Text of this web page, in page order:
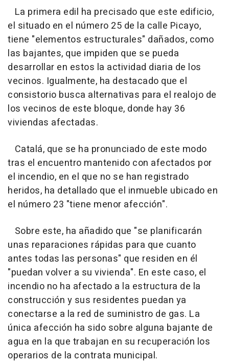
La primera edil ha precisado que este edificio,
el situado en el número 25 de la calle Picayo,
tiene "elementos estructurales" dañados, como
las bajantes, que impiden que se pueda
desarrollar en estos la actividad diaria de los
vecinos. Igualmente, ha destacado que el
consistorio busca alternativas para el realojo de
los vecinos de este bloque, donde hay 36
viviendas afectadas.
Catalá, que se ha pronunciado de este modo
tras el encuentro mantenido con afectados por
el incendio, en el que no se han registrado
heridos, ha detallado que el inmueble ubicado en
el número 23 "tiene menor afección".
Sobre este, ha añadido que "se planificarán
unas reparaciones rápidas para que cuanto
antes todas las personas" que residen en él
"puedan volver a su vivienda". En este caso, el
incendio no ha afectado a la estructura de la
construcción y sus residentes puedan ya
conectarse a la red de suministro de gas. La
única afección ha sido sobre alguna bajante de
agua en la que trabajan en su recuperación los
operarios de la contrata municipal.